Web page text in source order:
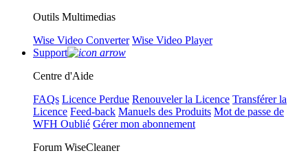
Outils Multimedias
Wise Video Converter Wise Video Player
Support
Centre d'Aide
FAQs Licence Perdue Renouveler la Licence Transférer la
Licence Feed-back Manuels des Produits Mot de passe de
WFH Oublié Gérer mon abonnement
Forum WiseCleaner